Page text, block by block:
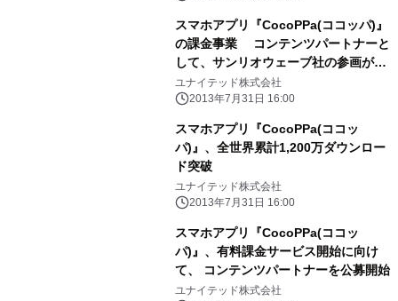
スマホアプリ『CocoPPa(ココッパ)』
の課金事業 コンテンツパートナーと
して、サンリオウェーブ社の参画が決
定
ユナイテッド株式会社
2013年7月31日 16:00
スマホアプリ『CocoPPa(ココッ
パ)』、全世界累計1,200万ダウンロー
ド突破
ユナイテッド株式会社
2013年7月31日 16:00
スマホアプリ『CocoPPa(ココッ
パ)』、有料課金サービス開始に向け
て、 コンテンツパートナーを公募開始
ユナイテッド株式会社